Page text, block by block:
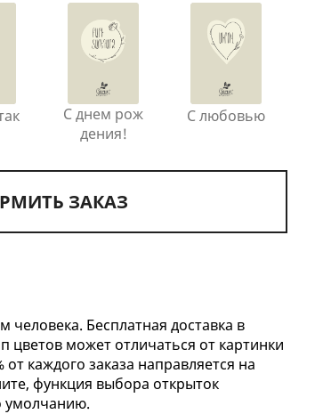
С днем рож
дения!
С любовью
ЗАКАЗ
человека. Бесплатная доставка в
цветов может отличаться от картинки
от каждого заказа направляется на
функция выбора открыток
умолчанию.